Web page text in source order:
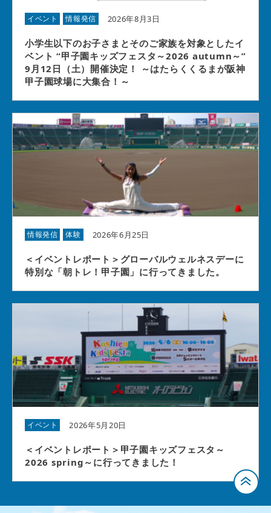
イベント 情報発信 2026年8月3日
小学生以下のお子さまとそのご家族を対象としたイ
ベント “甲子園キッズフェスタ～2026 autumn～”
9月12日（土）開催決定！ ～はたらくくるまが阪神
甲子園球場に大集合！～
情報発信 体験 2026年6月25日
＜イベントレポート＞グローバルウェルネスデーに
特別な「朝トレ！甲子園」に行ってきました。
イベント 2026年5月20日
＜イベントレポート＞甲子園キッズフェスタ～
2026 spring～に行ってきました！